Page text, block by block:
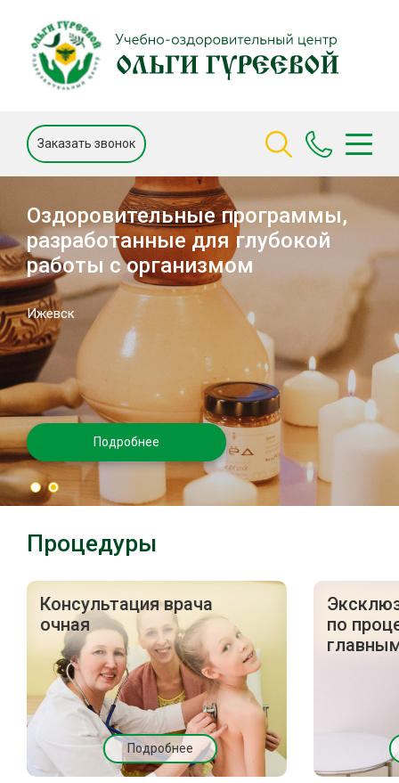
Заказать звонок
Оздоровительные программы,
разработанные для глубокой
работы с организмом
Ижевск
Подробнее
Процедуры
Консультация врача
очная
Подробнее
по